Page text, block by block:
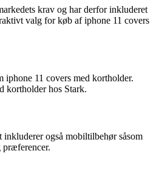
krav og har derfor inkluderet
valg for køb af iphone 11 covers
iphone 11 covers med kortholder.
kortholder hos Stark.
også mobiltilbehør såsom
præferencer.